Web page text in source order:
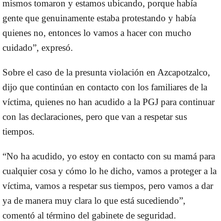
mismos tomaron y estamos ubicando, porque había
gente que genuinamente estaba protestando y había
quienes no, entonces lo vamos a hacer con mucho
cuidado”, expresó.
Sobre el caso de la presunta violación en Azcapotzalco,
dijo que continúan en contacto con los familiares de la
víctima, quienes no han acudido a la PGJ para continuar
con las declaraciones, pero que van a respetar sus
tiempos.
“No ha acudido, yo estoy en contacto con su mamá para
cualquier cosa y cómo lo he dicho, vamos a proteger a la
víctima, vamos a respetar sus tiempos, pero vamos a dar
ya de manera muy clara lo que está sucediendo”,
comentó al término del gabinete de seguridad.